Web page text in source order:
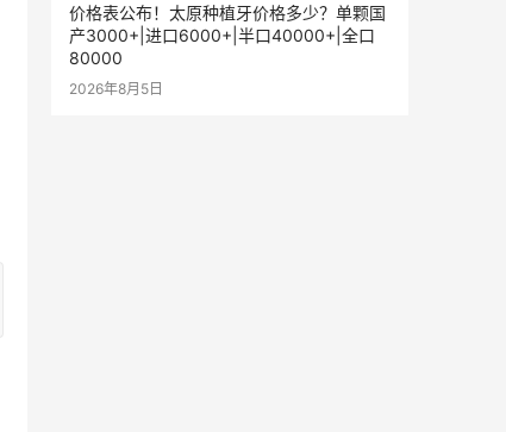
价格表公布！太原种植牙价格多少？单颗国
产3000+|进口6000+|半口40000+|全口
80000
2026年8月5日